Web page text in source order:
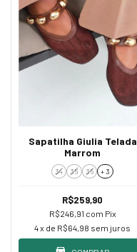
Sapatilha Giulia Telada
Marrom
34 35 36 + 3
R$259,90
R$246,91 com Pix
4x de R$64,98 sem juros